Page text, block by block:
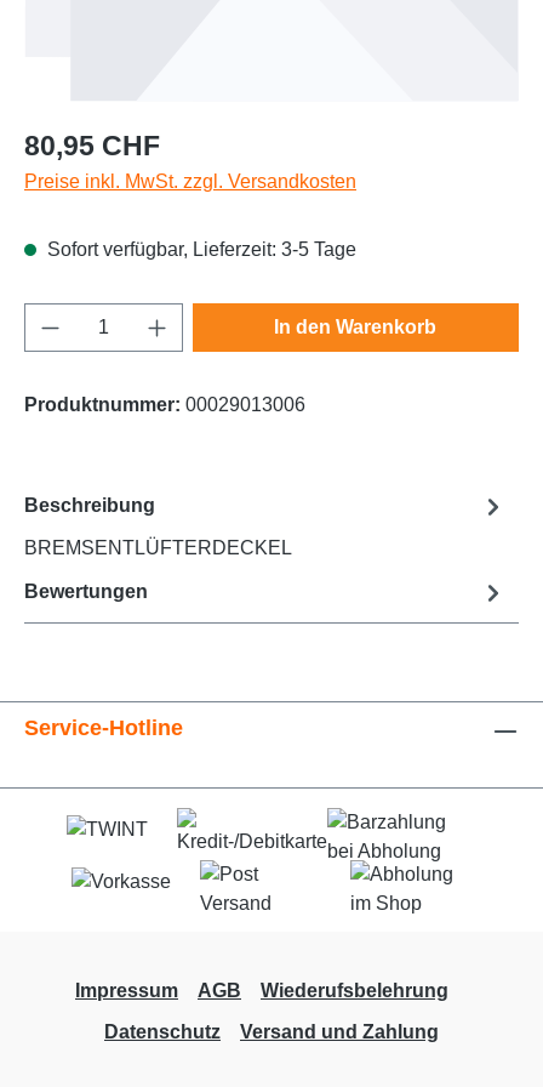
Regulärer Preis:
80,95 CHF
Preise inkl. MwSt. zzgl. Versandkosten
Sofort verfügbar, Lieferzeit: 3-5 Tage
Produkt Anzahl: Gib den gewünschten
In den Warenkorb
Produktnummer: 00029013006
Beschreibung
BREMSENTLÜFTERDECKEL
Bewertungen
Service-Hotline
Impressum AGB
Wiederufsbelehrung
Datenschutz
Versand und Zahlung